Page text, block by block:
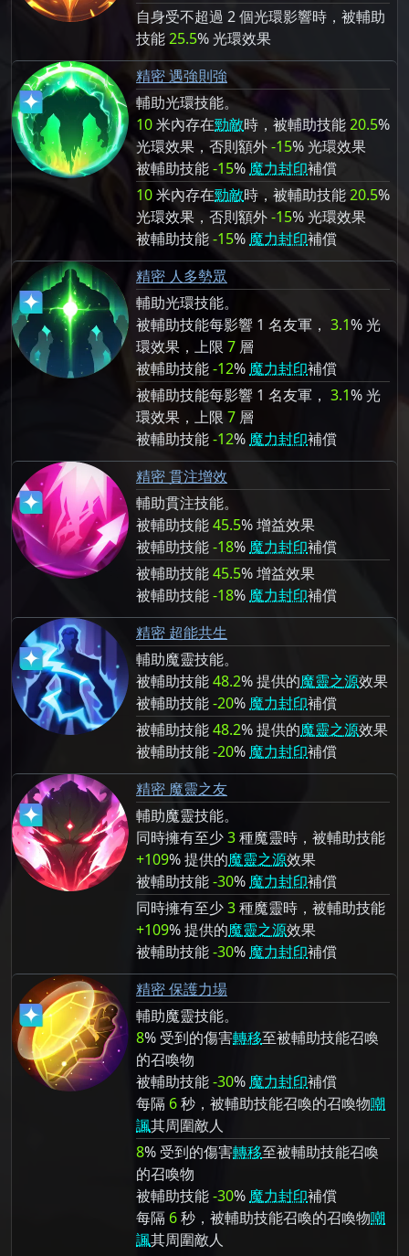
自身受不超過 2 個光環影響時，被輔助
技能25.5% 光環效果
精密 遇強則強
輔助光環技能。
10米內存在勁敵時，被輔助技能20.5%
光環效果，否則額外-15% 光環效果
被輔助技能-15% 魔力封印補償
10米內存在勁敵時，被輔助技能20.5%
光環效果，否則額外-15% 光環效果
被輔助技能-15% 魔力封印補償
精密 人多勢眾
輔助光環技能。
被輔助技能每影響 1 名友軍， 3.1% 光
環效果，上限 7 層
被輔助技能-12% 魔力封印補償
被輔助技能每影響 1 名友軍， 3.1% 光
環效果，上限 7 層
被輔助技能-12% 魔力封印補償
精密 貫注增效
輔助貫注技能。
被輔助技能45.5% 增益效果
被輔助技能-18% 魔力封印補償
被輔助技能45.5% 增益效果
被輔助技能-18% 魔力封印補償
精密 超能共生
輔助魔靈技能。
被輔助技能48.2% 提供的魔靈之源效果
被輔助技能-20% 魔力封印補償
被輔助技能48.2% 提供的魔靈之源效果
被輔助技能-20% 魔力封印補償
精密 魔靈之友
輔助魔靈技能。
同時擁有至少3種魔靈時，被輔助技能
+109% 提供的魔靈之源效果
被輔助技能-30% 魔力封印補償
同時擁有至少3種魔靈時，被輔助技能
+109% 提供的魔靈之源效果
被輔助技能-30% 魔力封印補償
精密 保護力場
輔助魔靈技能。
8% 受到的傷害轉移至被輔助技能召喚
的召喚物
被輔助技能-30% 魔力封印補償
每隔 6秒，被輔助技能召喚的召喚物嘲
諷其周圍敵人
8% 受到的傷害轉移至被輔助技能召喚
的召喚物
被輔助技能-30% 魔力封印補償
每隔 6秒，被輔助技能召喚的召喚物嘲
諷其周圍敵人